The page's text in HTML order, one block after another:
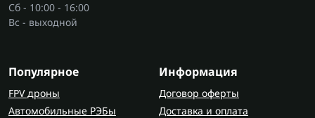
Сб - 10:00 - 16:00
Вс - выходной
Популярное
FPV дроны
Автомобильные РЭБы
Информация
Договор оферты
Доставка и оплата